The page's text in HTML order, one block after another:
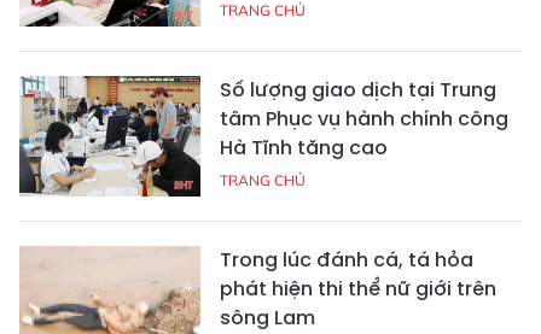
TRANG CHỦ
Số lượng giao dịch tại Trung
tâm Phục vụ hành chính công
Hà Tĩnh tăng cao
TRANG CHỦ
Trong lúc đánh cá, tá hỏa
phát hiện thi thể nữ giới trên
sông Lam